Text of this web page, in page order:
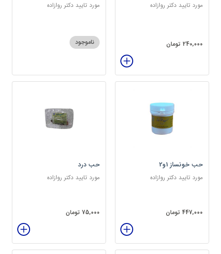
مورد تایید دکتر روازاده
240,000 تومان
مورد تایید دکتر روازاده
ناموجود
حب خونساز 1و2
مورد تایید دکتر روازاده
447,000 تومان
حب درد
مورد تایید دکتر روازاده
75,000 تومان